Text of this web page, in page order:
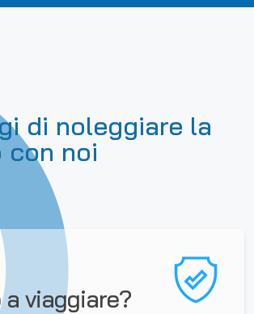
di noleggiare la
con noi
a viaggiare?